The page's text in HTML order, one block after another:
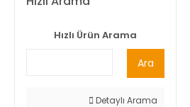
Hızlı Ürün Arama
Ara
Detaylı Arama